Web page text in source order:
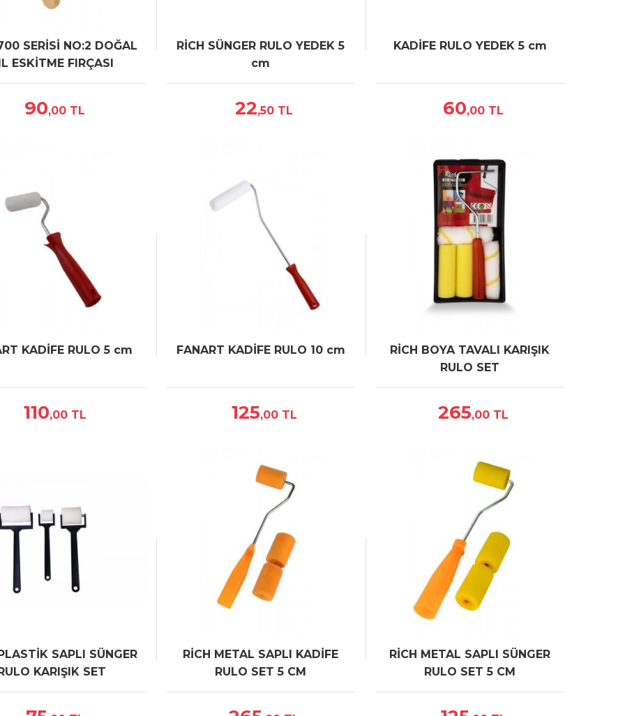
SERİSİ NO:2 DOĞAL
ESKİTME FIRÇASI
90,00 TL
RİCH SÜNGER RULO YEDEK 5
cm
22,50 TL
KADİFE RULO YEDEK 5 cm
60,00 TL
KADİFE RULO 5 cm
110,00TL
FANART KADİFE RULO 10 cm
125,00TL
RİCH BOYA TAVALI KARIŞIK
RULO SET
265,00 TL
SAPLI SÜNGER
KARIŞIK SET
RİCH METAL SAPLI KADİFE
RULO SET 5 CM
RİCH METAL SAPLI SÜNGER
RULO SET 5 CM